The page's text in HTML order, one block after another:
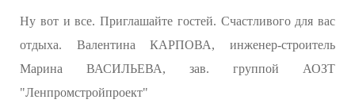
Ну вот и все. Приглашайте гостей. Счастливого для вас
отдыха. Валентина КАРПОВА, инженер-строитель
Марина ВАСИЛЬЕВА, зав. группой АОЗТ
"Ленпромстройпроект"